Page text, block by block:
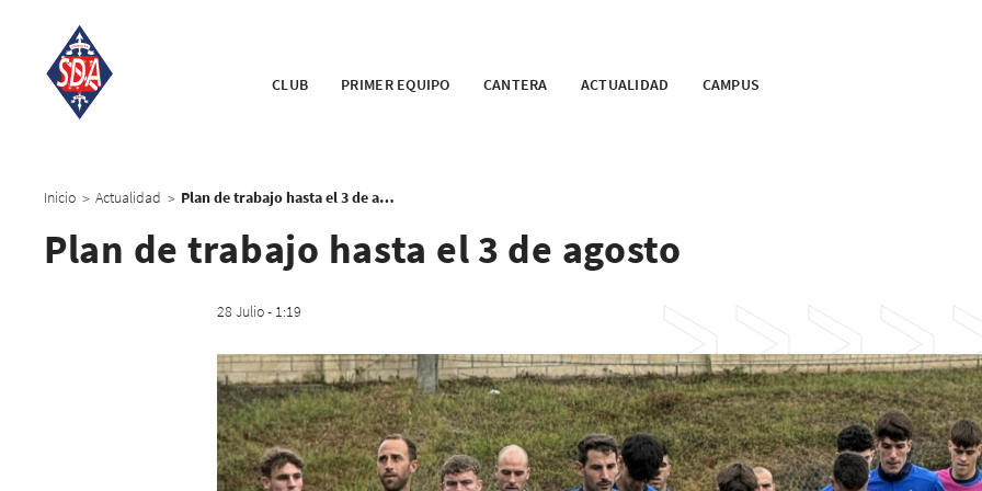
CLUB PRIMER EQUIPO CANTERA ACTUALIDAD CAMPUS
Inicio > Actualidad > Plan de trabajo hasta el 3 de agosto
Plan de trabajo hasta el 3 de agosto
28 Julio - 1:19